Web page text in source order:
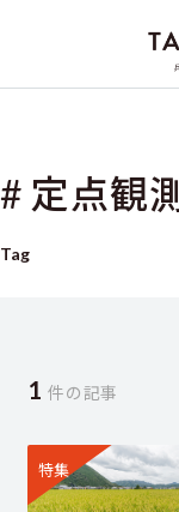
# 定点観測
Tag
1 件の記事
特集